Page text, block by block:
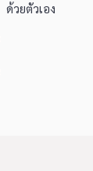
ด้วยตัวเอง